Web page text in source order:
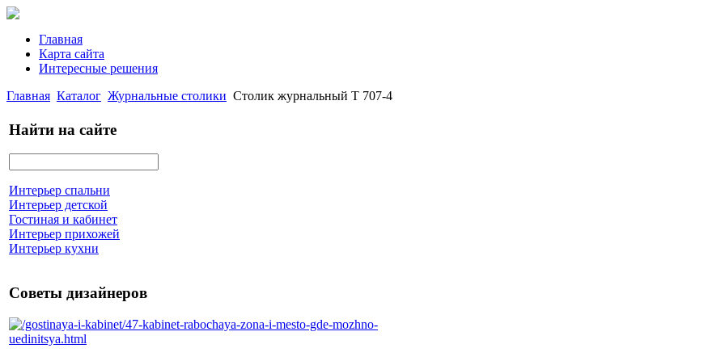
Главная
Карта сайта
Интересные решения
Главная Каталог Журнальные столики Столик журнальный Т 707-4
Найти на сайте
Интерьер спальни
Интерьер детской
Гостиная и кабинет
Интерьер прихожей
Интерьер кухни
Советы дизайнеров